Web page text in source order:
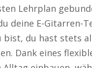
Lehrplan
deine E-Gitarren-
du hast stets
Dank eines